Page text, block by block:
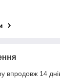
впродовж 14